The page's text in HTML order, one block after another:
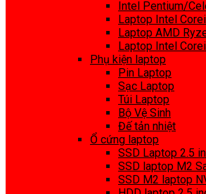
Intel Pentium/
Laptop Intel
Laptop AMD
Laptop Intel
Phụ kiện laptop
Pin Laptop
Sạc Laptop
Túi Laptop
Bộ Vệ Sinh
Đế tản nhiệt
Ổ cứng laptop
SSD Laptop 2.5
SSD laptop M2
SSD M2 laptop